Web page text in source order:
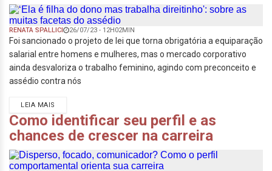
RENATA SPALLICI 26/07/23 - 12H02MIN
Foi sancionado o projeto de lei que torna obrigatória a equiparação
salarial entre homens e mulheres, mas o mercado corporativo
ainda desvaloriza o trabalho feminino, agindo com preconceito e
assédio contra nós
LEIA MAIS
Como identificar seu perfil e as
chances de crescer na carreira